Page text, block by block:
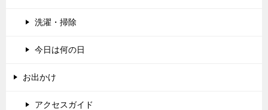
洗濯・掃除
今日は何の日
お出かけ
アクセスガイド